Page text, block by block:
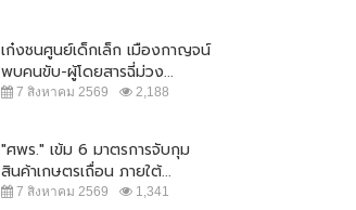
เก๋งชนศูนย์เด็กเล็ก เมืองกาญจน์
พบคนขับ-ผู้โดยสารฉี่ม่วง...
7 สิงหาคม 2569 2,188
"ศพร." เข้ม 6 มาตรการจับกุม
สินค้าเกษตรเถื่อน ภายใต้...
7 สิงหาคม 2569 1,341